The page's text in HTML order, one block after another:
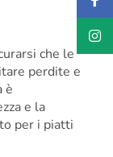
che le
perdite e
è
e la
per i piatti